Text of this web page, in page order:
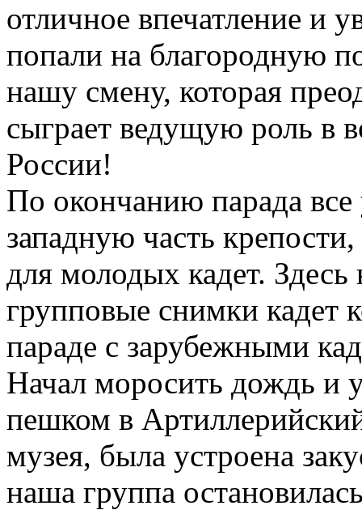
отличное впечатление и
попали на благородную
нашу смену, которая
сыграет ведущую роль в
России!
По окончанию парада
западную часть
для молодых кадет.
групповые снимки кадет
параде с зарубежными
Начал моросить дождь и
пешком в
музея, была устроена
наша группа